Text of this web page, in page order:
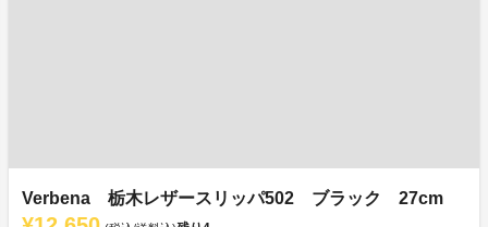
Verbena 栃木レザースリッパ502 ブラック 27cm